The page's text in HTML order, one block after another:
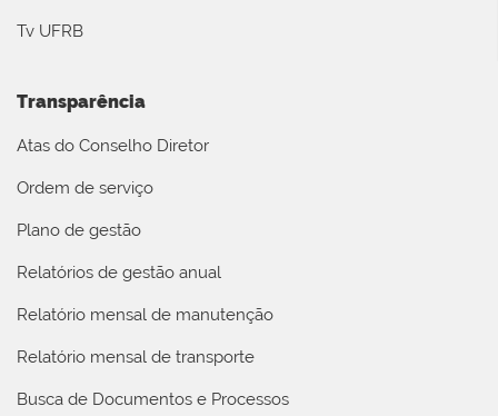
Tv UFRB
Transparência
Atas do Conselho Diretor
Ordem de serviço
Plano de gestão
Relatórios de gestão anual
Relatório mensal de manutenção
Relatório mensal de transporte
Busca de Documentos e Processos